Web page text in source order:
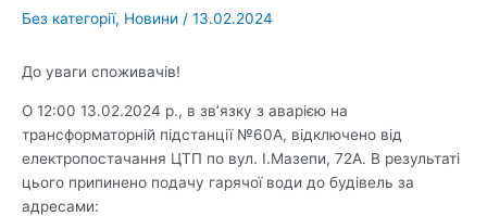
Без категорії, Новини / 13.02.2024
До уваги споживачів!
О 12:00 13.02.2024 р., в зв’язку з аварією на
трансформаторній підстанції №60А, відключено від
електропостачання ЦТП по вул. І.Мазепи, 72А. В результаті
цього припинено подачу гарячої води до будівель за
адресами: